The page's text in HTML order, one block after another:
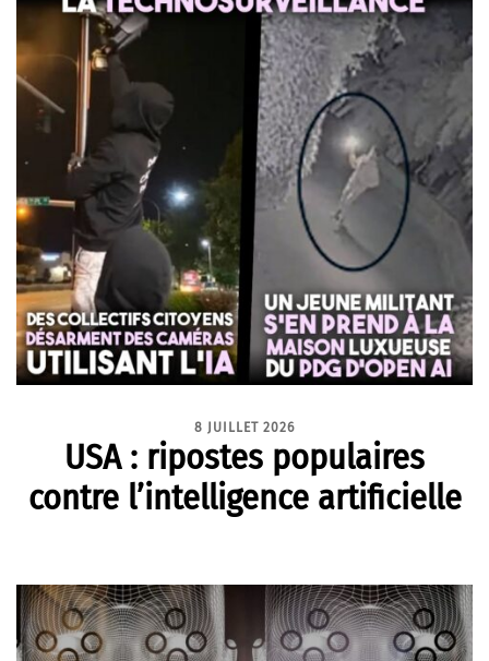
8 JUILLET 2026
USA : ripostes populaires
contre l’intelligence artificielle